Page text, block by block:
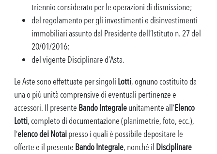
triennio considerato per le operazioni di dismissione;
del regolamento per gli investimenti e disinvestimenti
immobiliari assunto dal Presidente dell’Istituto n. 27 del
20/01/2016;
del vigente Disciplinare d’Asta.
Le Aste sono effettuate per singoli Lotti, ognuno costituito da
una o più unità comprensive di eventuali pertinenze e
accessori. Il presente Bando Integraleunitamente all’Elenco
Lotti, completo di documentazione (planimetrie, foto, ecc.),
l’elenco dei Notaipresso i quali è possibile depositare le
offerte e il presente Bando Integrale, nonché il Disciplinare